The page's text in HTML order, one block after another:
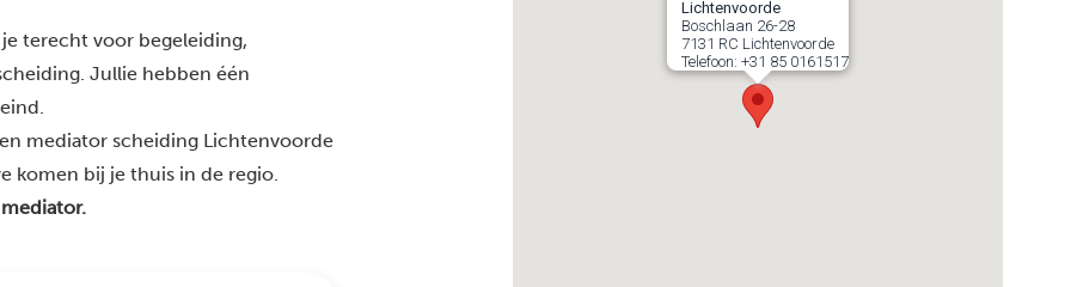
terecht voor begeleiding,
Jullie hebben één
mediator scheiding Lichtenvoorde
komen bij je thuis in de regio.
Lichtenvoorde
Boschlaan 26-28
7131 RC Lichtenvoorde
Telefoon: +31 85 0161517